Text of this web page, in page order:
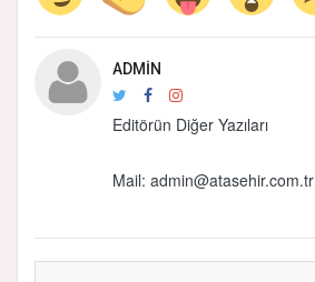
ADMIN
Editörün Diğer Yazıları
Mail: admin@atasehir.com.tr